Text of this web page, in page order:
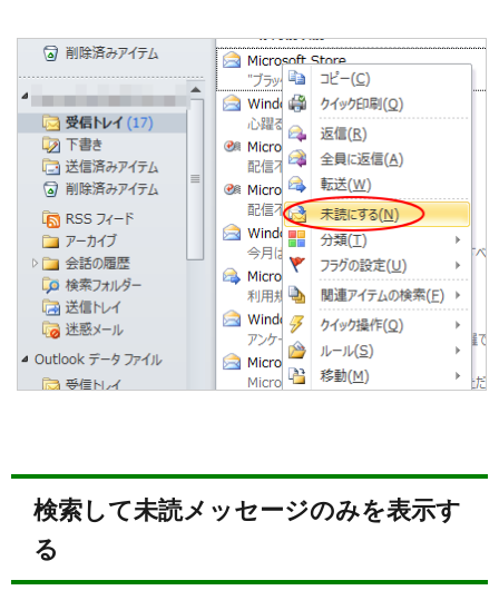
検索して未読メッセージのみを表示す
る